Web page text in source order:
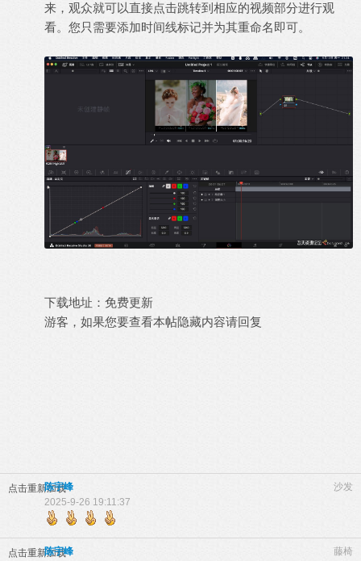
来，观众就可以直接点击跳转到相应的视频部分进行观
看。您只需要添加时间线标记并为其重命名即可。
下载地址：免费更新
游客，如果您要查看本帖隐藏内容请回复
点击重新加载 沙发
陈宇峰
2025-9-26 19:11:37
点击重新加载 藤椅
陈宇峰